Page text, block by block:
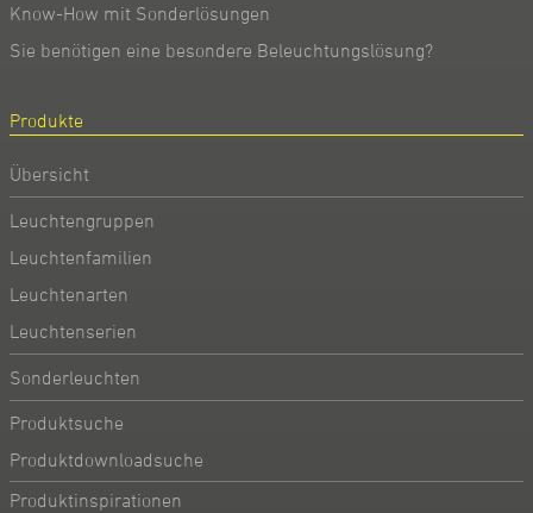
Know-How mit Sonderlösungen
Sie benötigen eine besondere Beleuchtungslösung?
Produkte
Übersicht
Leuchtengruppen
Leuchtenfamilien
Leuchtenarten
Leuchtenserien
Sonderleuchten
Produktsuche
Produktdownloadsuche
Produktinspirationen